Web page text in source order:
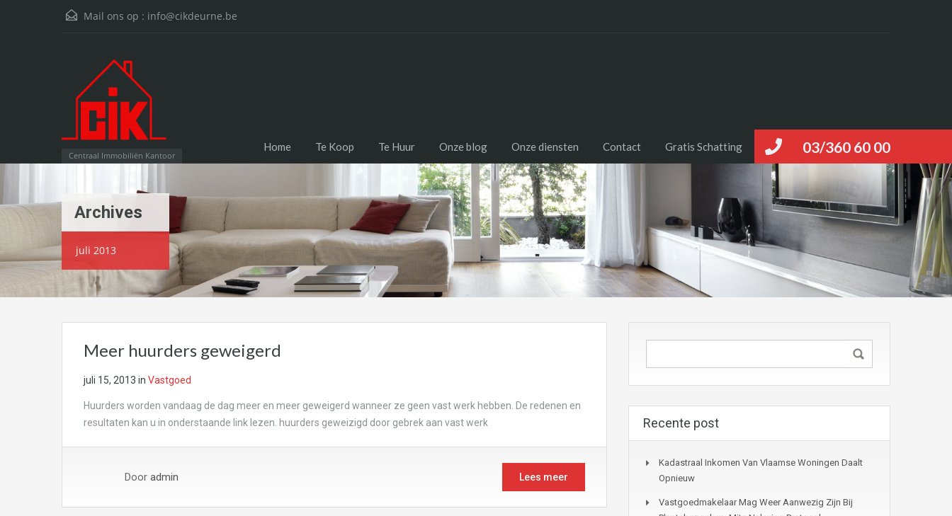
Mail ons op : info@cikdeurne.be
Centraal Immobiliën Kantoor 03/360 60 00
Home Te Koop Te Huur Onze blog Onze diensten Contact Gratis Schatting
Archives
juli 2013
Meer huurders geweigerd
juli 15, 2013 in Vastgoed
Huurders worden vandaag de dag meer en meer geweigerd wanneer ze geen vast werk hebben. De redenen en
resultaten kan u in onderstaande link lezen. huurders geweizigd door gebrek aan vast werk
Door admin Lees meer
Recente post
Kadastraal Inkomen Van Vlaamse Woningen Daalt
Opnieuw
Vastgoedmakelaar Mag Weer Aanwezig Zijn Bij